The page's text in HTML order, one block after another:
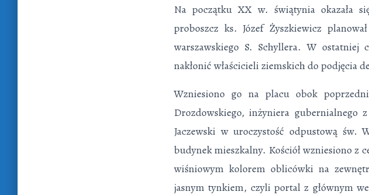
Na początku XX w. świątynia okazała
proboszcz ks. Józef Żyszkiewicz
warszawskiego S. Schyllera. W
nakłonić właścicieli ziem­skich do podjęcia
Wzniesiono go na placu obok
Drozdowskiego, inżyniera gubernialnego
Jaczewski w uroczystość odpustową św.
budynek mieszkalny. Kościół wzniesiono z
wiśniowym kolorem oblicówki na
jasnym tynkiem, czyli portal z głównym